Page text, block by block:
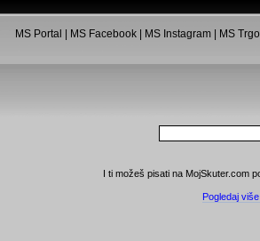
MS Portal MS Facebook| MS Instagram| MS
I ti možeš pisati na MojSkuter.com
Pogledaj